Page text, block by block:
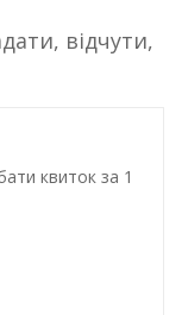
відчути,
квиток за 1